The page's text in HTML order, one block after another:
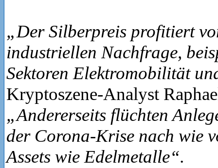
„Der Silberpreis profitiert
industriellen Nachfrage,
Sektoren Elektromobilität
Kryptoszene-Analyst
„Andererseits flüchten
der Corona-Krise nach wie
Assets wie Edelmetalle“.